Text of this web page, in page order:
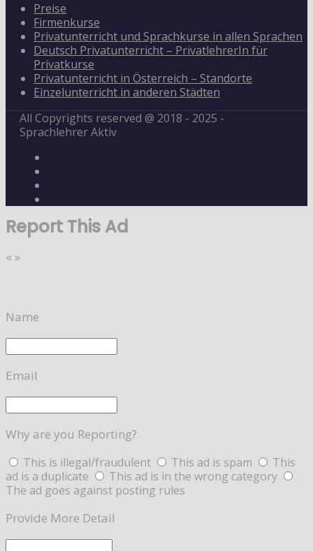
Preise
Firmenkurse
Privatunterricht und Sprachkurse in allen Sprachen
Deutsch Privatunterricht – PrivatlehrerIn für
Privatkurse
Privatunterricht in Österreich – Standorte
Einzelunterricht in anderen Städten
All Copyrights reserved @ 2018 - 2025 -
Sprachlehrer Aktiv
Report This Ad
« »
Name
Email
Why are you Reporting?
This is illegal/fraudulent This ad is spam
This
ad is a duplicate
This ad is in the wrong category
The ad goes against posting rules
Provide More Detail